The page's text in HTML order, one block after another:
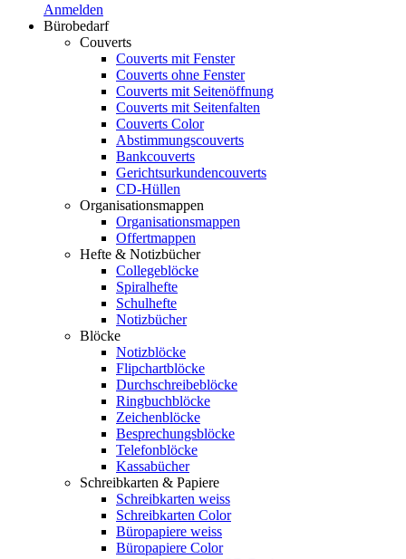
Anmelden
Bürobedarf
Couverts
Couverts mit Fenster
Couverts ohne Fenster
Couverts mit Seitenöffnung
Couverts mit Seitenfalten
Couverts Color
Abstimmungscouverts
Bankcouverts
Gerichtsurkundencouverts
CD-Hüllen
Organisationsmappen
Organisationsmappen
Offertmappen
Hefte & Notizbücher
Collegeblöcke
Spiralhefte
Schulhefte
Notizbücher
Blöcke
Notizblöcke
Flipchartblöcke
Durchschreibeblöcke
Ringbuchblöcke
Zeichenblöcke
Besprechungsblöcke
Telefonblöcke
Kassabücher
Schreibkarten & Papiere
Schreibkarten weiss
Schreibkarten Color
Büropapiere weiss
Büropapiere Color